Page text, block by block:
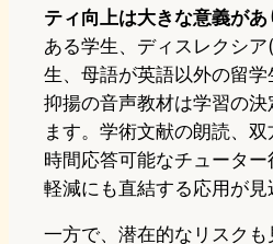
ティ向上は大きな意義があ
ある学生、ディスレクシ
生、母語が英語以外の留
抑揚の音声教材は学習の
ます。学術文献の朗読、
時間応答可能なチュータ
軽減にも直結する応用が見
一方で、潜在的なリスクも